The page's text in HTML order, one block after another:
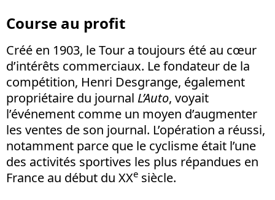
Course au profit
Créé en 1903, le Tour a toujours été au cœur
d’intérêts commerciaux. Le fondateur de la
compétition, Henri Desgrange, également
propriétaire du journal L’Auto, voyait
l’événement comme un moyen d’augmenter
les ventes de son journal. L’opération a réussi,
notamment parce que le cyclisme était l’une
des activités sportives les plus répandues en
France au début du XXe siècle.